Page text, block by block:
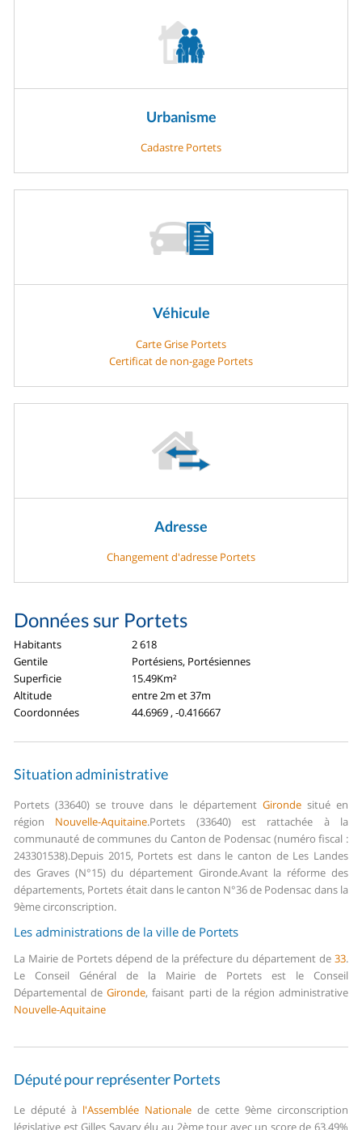
Urbanisme
Cadastre Portets
Véhicule
Carte Grise Portets
Certificat de non-gage Portets
Adresse
Changement d'adresse Portets
Données sur Portets
Habitants
2 618
Gentile
Portésiens, Portésiennes
Superficie
15.49Km²
Altitude
entre 2m et 37m
Coordonnées
44.6969 , -0.416667
Situation administrative
Portets (33640) se trouve dans le département Girondesitué en
région Nouvelle-Aquitaine.Portets (33640) est rattachée à la
communauté de communes du Canton de Podensac (numéro fiscal :
243301538).Depuis 2015, Portets est dans le canton de Les Landes
des Graves (N°15) du département Gironde.Avant la réforme des
départements, Portets était dans le canton N°36 de Podensac dans la
9ème circonscription.
Les administrations de la ville de Portets
La Mairie de Portets dépend de la préfecture du département de 33.
Le Conseil Général de la Mairie de Portets est le Conseil
Départemental deGironde, faisant parti de la région administrative
Nouvelle-Aquitaine
Député pour représenter Portets
Le député à l'Assemblée Nationale de cette 9ème circonscription